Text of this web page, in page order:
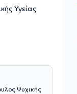
Υγείας
Ψυχικής